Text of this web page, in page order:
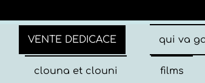
VENTE DEDICACE qui va
clouna et clouni films